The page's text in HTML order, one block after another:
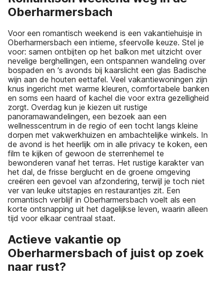
Oberharmersbach
Voor een romantisch weekend is een vakantiehuisje in
Oberharmersbach een intieme, sfeervolle keuze. Stel je
voor: samen ontbijten op het balkon met uitzicht over
nevelige berghellingen, een ontspannen wandeling over
bospaden en ‘s avonds bij kaarslicht een glas Badische
wijn aan de houten eettafel. Veel vakantiewoningen zijn
knus ingericht met warme kleuren, comfortabele banken
en soms een haard of kachel die voor extra gezelligheid
zorgt. Overdag kun je kiezen uit rustige
panoramawandelingen, een bezoek aan een
wellnesscentrum in de regio of een tocht langs kleine
dorpen met vakwerkhuizen en ambachtelijke winkels. In
de avond is het heerlijk om in alle privacy te koken, een
film te kijken of gewoon de sterrenhemel te
bewonderen vanaf het terras. Het rustige karakter van
het dal, de frisse berglucht en de groene omgeving
creëren een gevoel van afzondering, terwijl je toch niet
ver van leuke uitstapjes en restaurantjes zit. Een
romantisch verblijf in Oberharmersbach voelt als een
korte ontsnapping uit het dagelijkse leven, waarin alleen
tijd voor elkaar centraal staat.
Actieve vakantie op
Oberharmersbach of juist op zoek
naar rust?